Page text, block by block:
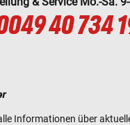
40 734
Informationen über